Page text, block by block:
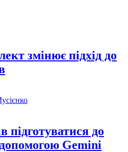
змінює підхід до
підготуватися до
Gemini